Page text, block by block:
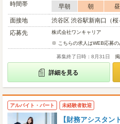
時間帯
早朝 朝 昼
面接地
渋谷区 渋谷駅新南口（桜
応募先
株式会社ワンキャリア
※ こちらの求人はWEB応募の
募集終了日時：8月31日
詳細を見る
アルバイト・パート 未経験者歓迎
【財務アシスタ